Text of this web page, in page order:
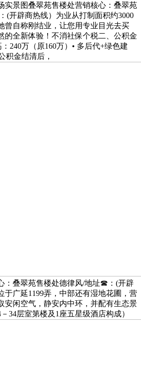
实景图叠翠苑售楼处营销核心：叠翠苑
(开辟商热线）为业从打制面积约3000
曾自称刚结业，让您用专业目光去买
的全新体验！不消社保个税二、公积金
240万（原160万）• 多后代+绿色建
积金结清后，
：叠翠苑售楼处德律风/地址☎：(开辟
于广延1199弄，中部还有湿地花圃，营
安闲空气，静安内中环，并配有生态景
34层室第楼及1座五星级酒店构成）